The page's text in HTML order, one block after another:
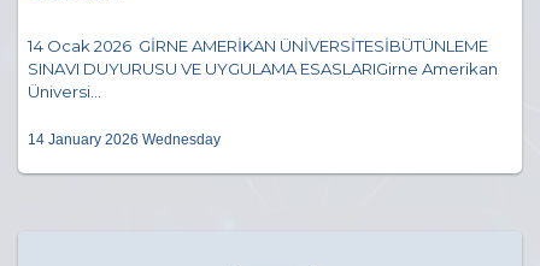
14 Ocak 2026 GİRNE AMERİKAN ÜNİVERSİTESİBÜTÜNLEME
SINAVI DUYURUSU VE UYGULAMA ESASLARIGirne Amerikan
Üniversi...
14 January 2026 Wednesday